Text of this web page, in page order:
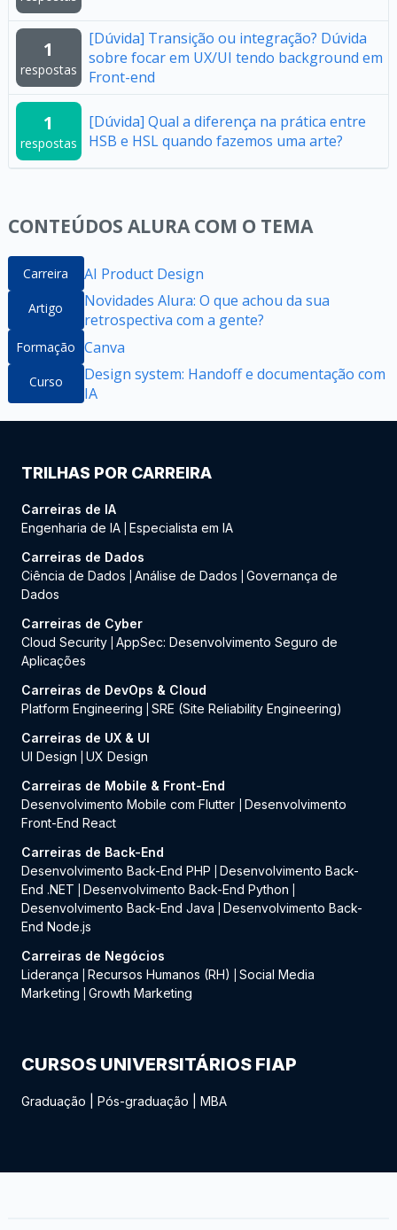
1
respostas
[Dúvida] Transição ou integração? Dúvida
sobre focar em UX/UI tendo background em
Front-end
1
respostas
[Dúvida] Qual a diferença na prática entre
HSB e HSL quando fazemos uma arte?
CONTEÚDOS ALURA COM O TEMA
Carreira AI Product Design
Artigo
Novidades Alura: O que achou da sua
retrospectiva com a gente?
Formação Canva
Curso
Design system: Handoff e documentação com
IA
TRILHAS POR CARREIRA
Carreiras de IA
Engenharia de IA Especialista em IA
Carreiras de Dados
Ciência de Dados
Análise de Dados
Governança de
Dados
Carreiras de Cyber
Cloud Security AppSec: Desenvolvimento Seguro de
Aplicações
Carreiras de DevOps & Cloud
Platform Engineering
SRE (Site Reliability Engineering)
Carreiras de UX & UI
UI Design
UX Design
Carreiras de Mobile & Front-End
Desenvolvimento Mobile com Flutter
Desenvolvimento
Front-End React
Carreiras de Back-End
Desenvolvimento Back-End PHP
Desenvolvimento Back-
End .NET
Desenvolvimento Back-End Python
Desenvolvimento Back-End Java
Desenvolvimento Back-
End Node.js
Carreiras de Negócios
Liderança
Recursos Humanos (RH)
Social Media
Marketing
Growth Marketing
CURSOS UNIVERSITÁRIOS FIAP
Graduação Pós-graduação MBA